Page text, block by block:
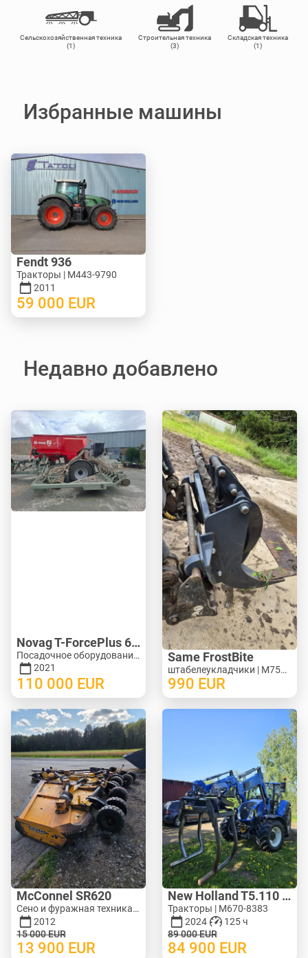
Сельскохозяйственная техника
(1)
Строительная техника
(3)
Складская техника
(1)
Избранные машины
Fendt 936
Тракторы | M443-9790
2011
59 000 EUR
Недавно добавлено
Novag T-ForcePlus 650
Посадочное оборудование - Сеялки | M246-9751
2021
110 000 EUR
Same FrostBite
штабелеукладчики | M754-1269
990 EUR
McConnel SR620
Сено и фуражная техника - Роторные косилки | M620-1071
2012
15 000EUR
13 900 EUR
New Holland T5.110 ElectroCommand
Тракторы | M670-8383
2024
125 ч
89 000EUR
84 900 EUR